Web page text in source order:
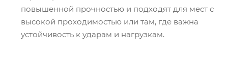
повышенной прочностью и подходят для мест с
высокой проходимостью или там, где важна
устойчивость к ударам и нагрузкам.